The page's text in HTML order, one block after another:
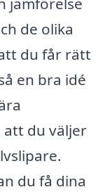
de olika
du får rätt
en bra idé
du väljer
du få dina